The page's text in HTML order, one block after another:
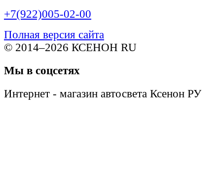
+7(922)005-02-00
Полная версия сайта
© 2014–2026 КСЕНОН RU
Мы в соцсетях
Интернет - магазин автосвета Ксенон РУ